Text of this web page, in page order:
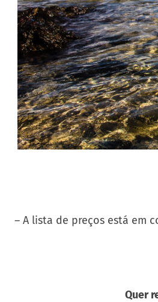
– A lista de preços está em
Quer